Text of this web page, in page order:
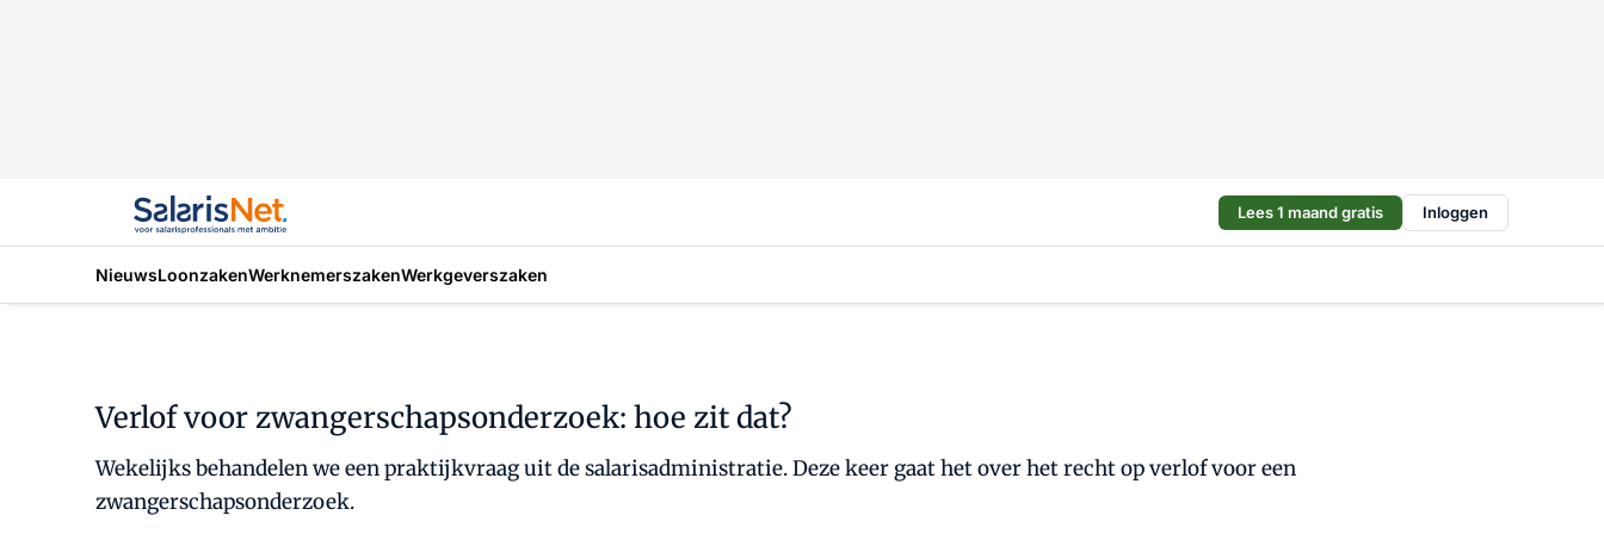
Lees 1 maand gratis Inloggen
NieuwsLoonzakenWerknemerszakenWerkgeverszaken
Verlof voor zwangerschapsonderzoek: hoe zit dat?
Wekelijks behandelen we een praktijkvraag uit de salarisadministratie. Deze keer gaat het over het recht op verlof voor een
zwangerschapsonderzoek.